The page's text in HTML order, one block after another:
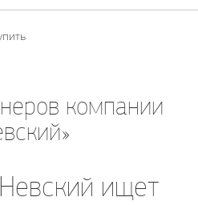
компании
ищет